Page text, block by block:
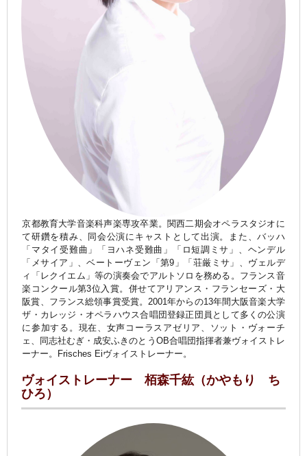
京都教育大学音楽科声楽専攻卒業。関西二期会オペラスタジオに
て研鑽を積み、同会公演にキャストとして出演。また、バッハ
「マタイ受難曲」「ヨハネ受難曲」「ロ短調ミサ」、ヘンデル
「メサイア」、ベートーヴェン「第9」「荘厳ミサ」、ヴェルデ
ィ「レクイエム」等の演奏会でアルトソロを務める。フランス音
楽コンクール第3位入賞。併せてアリアンス・フランセーズ・大
阪賞、フランス総領事賞受賞。2001年からの13年間大阪音楽大学
ザ・カレッジ・オペラハウス合唱団登録正団員として多くの公演
に参加する。現在、女声コーラスアゼリア、ソット・ヴォーチ
ェ、同志社むぎ・成安ふきのとうOB合唱団指揮者兼ヴォイストレ
ーナー。Frisches Eiヴォイストレーナー。
ヴォイストレーナー 栢森千紘（かやもり ち
ひろ）